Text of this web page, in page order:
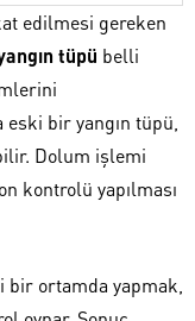
edilmesi gereken
tüpü belli
bir yangın tüpü,
Dolum işlemi
kontrolü yapılması
bir ortamda yapmak,